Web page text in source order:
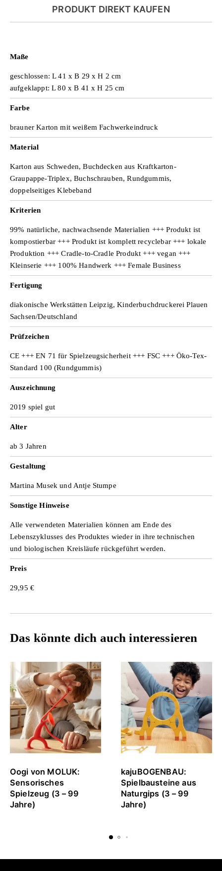
a
l
e
n
PRODUKT DIREKT KAUFEN
Maße
geschlossen: L 41 x B 29 x H 2 cm
aufgeklappt: L 80 x B 41 x H 25 cm
Farbe
brauner Karton mit weißem Fachwerkeindruck
Material
Karton aus Schweden, Buchdecken aus Kraftkarton-
Graupappe-Triplex, Buchschrauben, Rundgummis,
doppelseitiges Klebeband
Kriterien
99% natürliche, nachwachsende Materialien +++ Produkt ist
kompostierbar +++ Produkt ist komplett recyclebar +++ lokale
Produktion +++ Cradle-to-Cradle Produkt +++ vegan +++
Kleinserie +++ 100% Handwerk +++ Female Business
Fertigung
diakonische Werkstätten Leipzig, Kinderbuchdruckerei Plauen
Sachsen/Deutschland
Prüfzeichen
CE +++ EN 71 für Spielzeugsicherheit +++ FSC +++ Öko-Tex-
Standard 100 (Rundgummis)
Auszeichnung
2019 spiel gut
Alter
ab 3 Jahren
Gestaltung
Martina Musek und Antje Stumpe
Sonstige Hinweise
Alle verwendeten Materialien können am Ende des
Lebenszyklusses des Produktes wieder in ihre technischen
und biologischen Kreisläufe rückgeführt werden.
Preis
29,95 €
Das könnte dich auch interessieren
Oogi von MOLUK:
Sensorisches
Spielzeug (3 – 99
Jahre)
kajuBOGENBAU:
Spielbausteine aus
Naturgips (3 – 99
Jahre)